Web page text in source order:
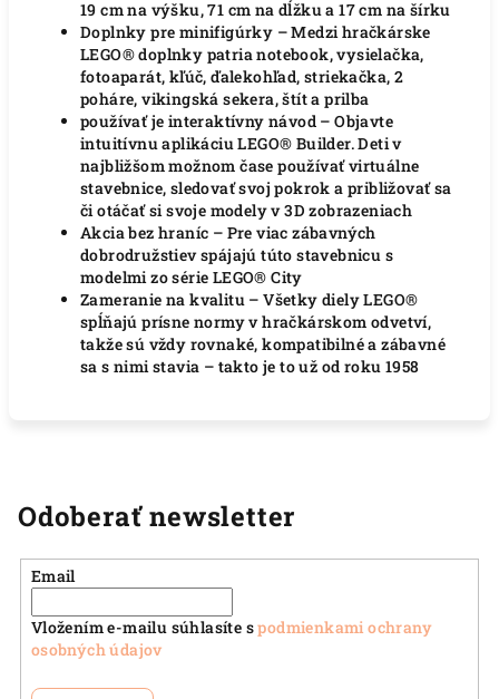
19 cm na výšku, 71 cm na dĺžku a 17 cm na šírku
Doplnky pre minifigúrky – Medzi hračkárske
LEGO® doplnky patria notebook, vysielačka,
fotoaparát, kľúč, ďalekohľad, striekačka, 2
poháre, vikingská sekera, štít a prilba
používať je interaktívny návod – Objavte
intuitívnu aplikáciu LEGO® Builder.Deti v
najbližšom možnom čase používať virtuálne
stavebnice, sledovať svoj pokrok a približovať sa
či otáčať si svoje modely v 3D zobrazeniach
Akcia bez hraníc – Pre viac zábavných
dobrodružstiev spájajú túto stavebnicu s
modelmi zo série LEGO® City
Zameranie na kvalitu – Všetky diely LEGO®
spĺňajú prísne normy v hračkárskom odvetví,
takže sú vždy rovnaké, kompatibilné a zábavné
sa s nimi stavia – takto je to už od roku 1958
Odoberať newsletter
Email
Vložením e-mailu súhlasíte spodmienkami ochrany
osobných údajov